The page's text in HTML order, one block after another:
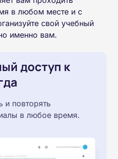
в любом месте и с
свой учебный
именно вам.
доступ к
и повторять
в любое время.